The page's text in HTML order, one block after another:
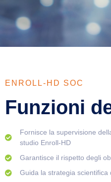
ENROLL-HD SOC
Funzioni
Fornisce la supervisione
studio Enroll-HD
Garantisce il rispetto degli
Guida la strategia scientifica